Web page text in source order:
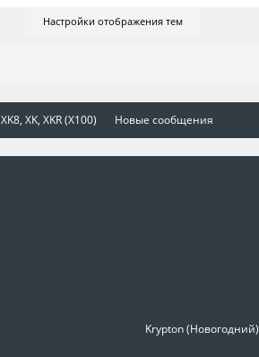
Настройки отображения тем
XK8, XK, XKR (X100) Новые сообщения
Krypton (Новогодний)